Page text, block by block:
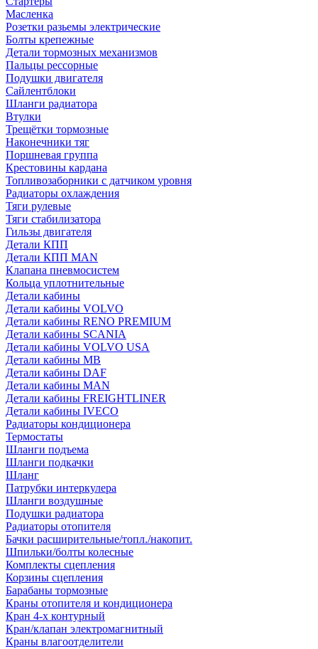
Масленка
Розетки разьемы электрические
Болты крепежные
Детали тормозных механизмов
Пальцы рессорные
Подушки двигателя
Сайлентблоки
Шланги радиатора
Втулки
Трещётки тормозные
Наконечники тяг
Поршневая группа
Крестовины кардана
Топливозаборники с датчиком уровня
Радиаторы охлаждения
Тяги рулевые
Тяги стабилизатора
Гильзы двигателя
Детали КПП
Детали КПП MAN
Клапана пневмосистем
Кольца уплотнительные
Детали кабины
Детали кабины VOLVO
Детали кабины RENO PREMIUM
Детали кабины SCANIA
Детали кабины VOLVO USA
Детали кабины MB
Детали кабины DAF
Детали кабины MAN
Детали кабины FREIGHTLINER
Детали кабины IVECO
Радиаторы кондиционера
Термостаты
Шланги подъема
Шланги подкачки
Шланг
Патрубки интеркулера
Шланги воздушные
Подушки радиатора
Радиаторы отопителя
Бачки расширительные/топл./накопит.
Шпильки/болты колесные
Комплекты сцепления
Корзины сцепления
Барабаны тормозные
Краны отопителя и кондиционера
Кран 4-х контурный
Кран/клапан электромагнитный
Краны влагоотделители